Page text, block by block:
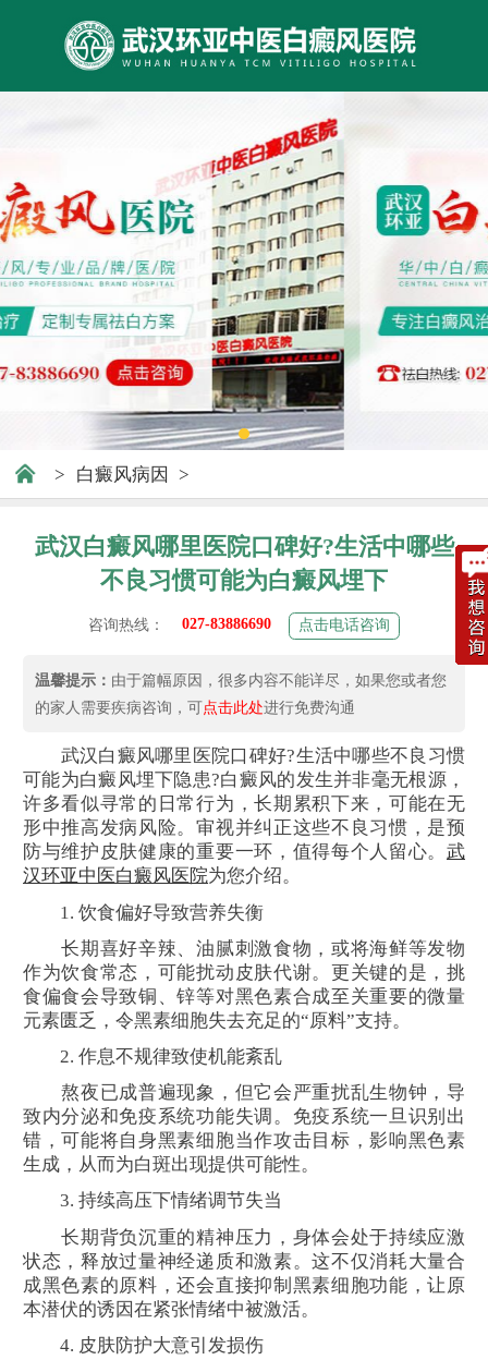
> 白癜风病因 >
武汉白癜风哪里医院口碑好?生活中哪些
不良习惯可能为白癜风埋下
咨询热线： 027-83886690 点击电话咨询
温馨提示： 由于篇幅原因，很多内容不能详尽，如果您或者您
的家人需要疾病咨询，可点击此处进行免费沟通
武汉白癜风哪里医院口碑好?生活中哪些不良习惯
可能为白癜风埋下隐患?白癜风的发生并非毫无根源，
许多看似寻常的日常行为，长期累积下来，可能在无
形中推高发病风险。审视并纠正这些不良习惯，是预
防与维护皮肤健康的重要一环，值得每个人留心。 武
汉环亚中医白癜风医院为您介绍。
1. 饮食偏好导致营养失衡
长期喜好辛辣、油腻刺激食物，或将海鲜等发物
作为饮食常态，可能扰动皮肤代谢。更关键的是，挑
食偏食会导致铜、锌等对黑色素合成至关重要的微量
元素匮乏，令黑素细胞失去充足的“原料”支持。
2. 作息不规律致使机能紊乱
熬夜已成普遍现象，但它会严重扰乱生物钟，导
致内分泌和免疫系统功能失调。免疫系统一旦识别出
错，可能将自身黑素细胞当作攻击目标，影响黑色素
生成，从而为白斑出现提供可能性。
3. 持续高压下情绪调节失当
长期背负沉重的精神压力，身体会处于持续应激
状态，释放过量神经递质和激素。这不仅消耗大量合
成黑色素的原料，还会直接抑制黑素细胞功能，让原
本潜伏的诱因在紧张情绪中被激活。
4. 皮肤防护大意引发损伤